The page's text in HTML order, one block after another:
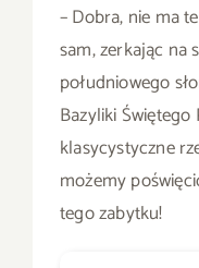
– Dobra, nie ma
sam, zerkając na
południowego
Bazyliki
klasycystyczne
możemy
tego zabytku!